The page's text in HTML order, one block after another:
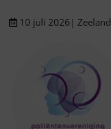
10 juli 2026 | Zeeland